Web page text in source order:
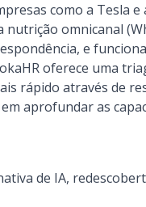
como a Tesla
omnicanal
e
oferece uma
rápido através de
aprofundar as
de IA,